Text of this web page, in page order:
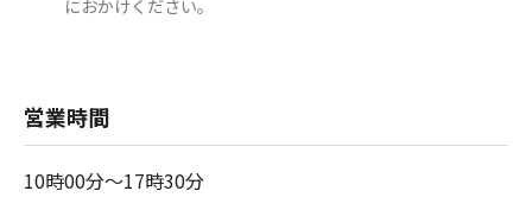
におかけください。
営業時間
10時00分～17時30分